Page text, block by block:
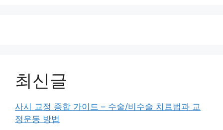
최신글
사시 교정 종합 가이드 – 수술/비수술 치료법과 교
정운동 방법